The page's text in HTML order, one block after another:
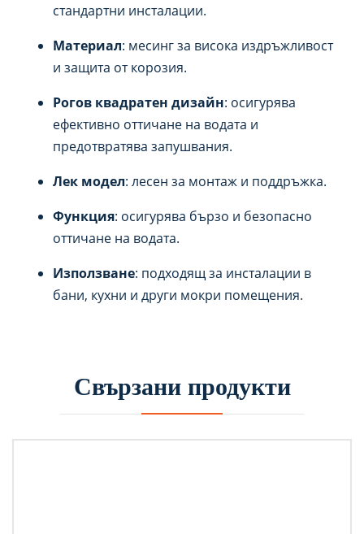
стандартни инсталации.
Материал: месинг за висока издръжливост
и защита от корозия.
Рогов квадратен дизайн: осигурява
ефективно оттичане на водата и
предотвратява запушвания.
Лек модел: лесен за монтаж и поддръжка.
Функция: осигурява бързо и безопасно
оттичане на водата.
Използване: подходящ за инсталации в
бани, кухни и други мокри помещения.
Свързани продукти